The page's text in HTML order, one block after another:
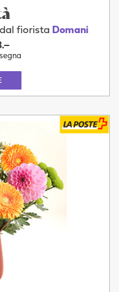
fiorista Domani